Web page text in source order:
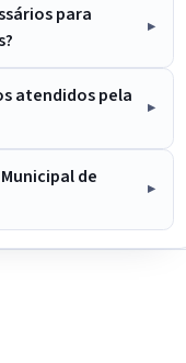
para
atendidos pela
de